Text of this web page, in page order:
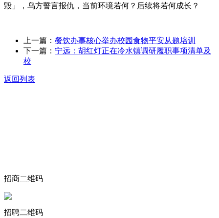
毁」，乌方誓言报仇，当前环境若何？后续将若何成长？
上一篇： 餐饮办事核心举办校园食物平安从题培训
下一篇： 宁远：胡红灯正在冷水镇调研履职事项清单及
校
返回列表
招商二维码
招聘二维码